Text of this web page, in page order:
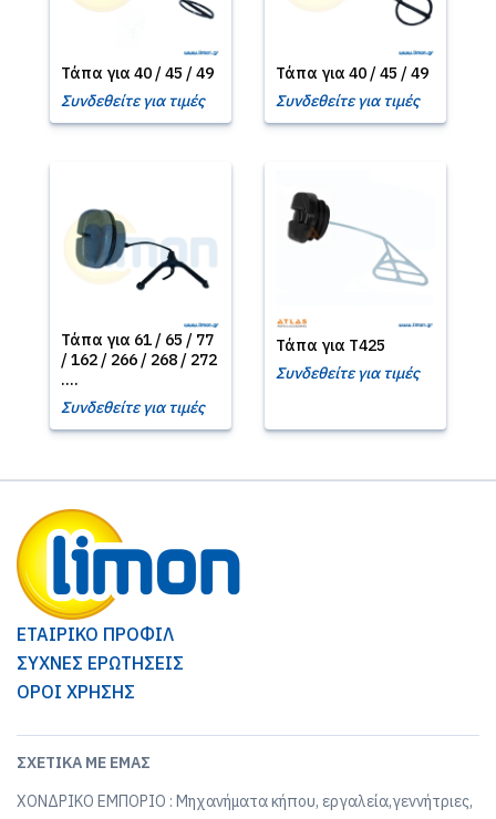
Τάπα για 40 / 45 / 49
Συνδεθείτε για τιμές
Τάπα για 40 / 45 / 49
Συνδεθείτε για τιμές
Τάπα για 61 / 65 / 77
/ 162 / 266 / 268 / 272
....
Συνδεθείτε για τιμές
Τάπα για T425
Συνδεθείτε για τιμές
ΕΤΑΙΡΙΚΟ ΠΡΟΦΙΛ
ΣΥΧΝΕΣ ΕΡΩΤΗΣΕΙΣ
ΟΡΟΙ ΧΡΗΣΗΣ
ΣΧΕΤΙΚΆ ΜΕ ΕΜΆΣ
ΧΟΝΔΡΙΚΟ ΕΜΠΟΡΙΟ : Μηχανήματα κήπου, εργαλεία,γεννήτριες,